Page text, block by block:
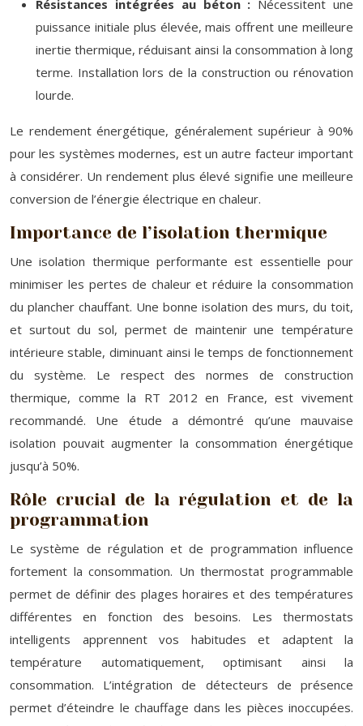
Résistances intégrées au béton : Nécessitent une
puissance initiale plus élevée, mais offrent une meilleure
inertie thermique, réduisant ainsi la consommation à long
terme. Installation lors de la construction ou rénovation
lourde.
Le rendement énergétique, généralement supérieur à 90%
pour les systèmes modernes, est un autre facteur important
à considérer. Un rendement plus élevé signifie une meilleure
conversion de l’énergie électrique en chaleur.
Importance de l’isolation thermique
Une isolation thermique performante est essentielle pour
minimiser les pertes de chaleur et réduire la consommation
du plancher chauffant. Une bonne isolation des murs, du toit,
et surtout du sol, permet de maintenir une température
intérieure stable, diminuant ainsi le temps de fonctionnement
du système. Le respect des normes de construction
thermique, comme la RT 2012 en France, est vivement
recommandé. Une étude a démontré qu’une mauvaise
isolation pouvait augmenter la consommation énergétique
jusqu’à 50%.
Rôle crucial de la régulation et de la
programmation
Le système de régulation et de programmation influence
fortement la consommation. Un thermostat programmable
permet de définir des plages horaires et des températures
différentes en fonction des besoins. Les thermostats
intelligents apprennent vos habitudes et adaptent la
température automatiquement, optimisant ainsi la
consommation. L’intégration de détecteurs de présence
permet d’éteindre le chauffage dans les pièces inoccupées.